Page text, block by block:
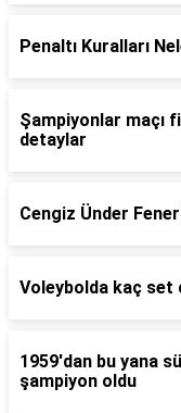
Penaltı Kuralları
Şampiyonlar maçı
detaylar
Cengiz Ünder
Voleybolda kaç set
1959'dan bu yana
şampiyon oldu